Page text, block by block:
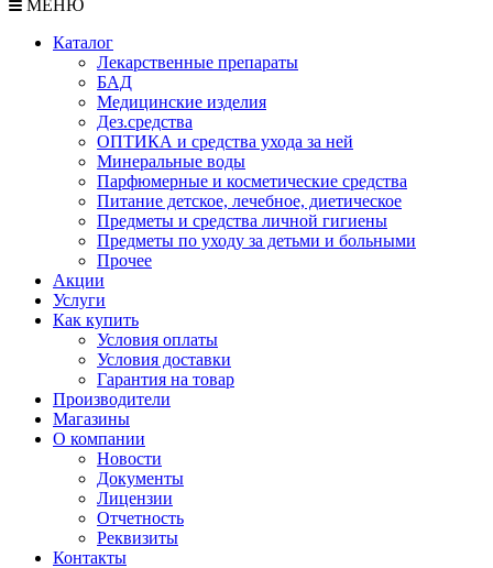
МЕНЮ
Каталог
Лекарственные препараты
БАД
Медицинские изделия
Дез.средства
ОПТИКА и средства ухода за ней
Минеральные воды
Парфюмерные и косметические средства
Питание детское, лечебное, диетическое
Предметы и средства личной гигиены
Предметы по уходу за детьми и больными
Прочее
Акции
Услуги
Как купить
Условия оплаты
Условия доставки
Гарантия на товар
Производители
Магазины
О компании
Новости
Документы
Лицензии
Отчетность
Реквизиты
Контакты